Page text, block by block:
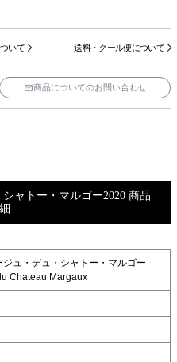
いて 送料・クール便について
商品についてのお問い合わせ
ャトー・マルゴー2020 商品
ュ・デュ・シャトー・マルゴー
Chateau Margaux